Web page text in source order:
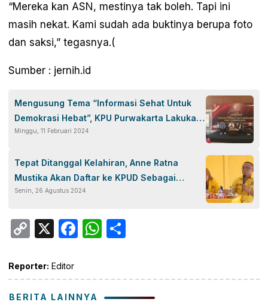
“Mereka kan ASN, mestinya tak boleh. Tapi ini
masih nekat. Kami sudah ada buktinya berupa foto
dan saksi,” tegasnya.(
Sumber : jernih.id
Mengusung Tema “Informasi Sehat Untuk
Demokrasi Hebat”, KPU Purwakarta Lakukan
Sosialisasi Bersama Insan Pers
Minggu, 11 Februari 2024
Tepat Ditanggal Kelahiran, Anne Ratna
Mustika Akan Daftar ke KPUD Sebagai
Cabup Purwakarta
Senin, 26 Agustus 2024
Copy
X Facebook
WhatsApp
Reporter: Editor
BERITA LAINNYA